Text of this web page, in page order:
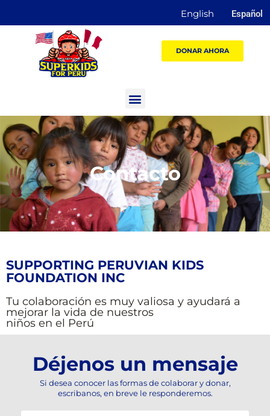
English Español
DONAR AHORA
Contacto
SUPPORTING PERUVIAN KIDS
FOUNDATION INC
Tu colaboración es muy valiosa y ayudará a
mejorar la vida de nuestros
niños en el Perú
Déjenos un mensaje
Si desea conocer las formas de colaborar y donar,
escribanos, en breve le responderemos.